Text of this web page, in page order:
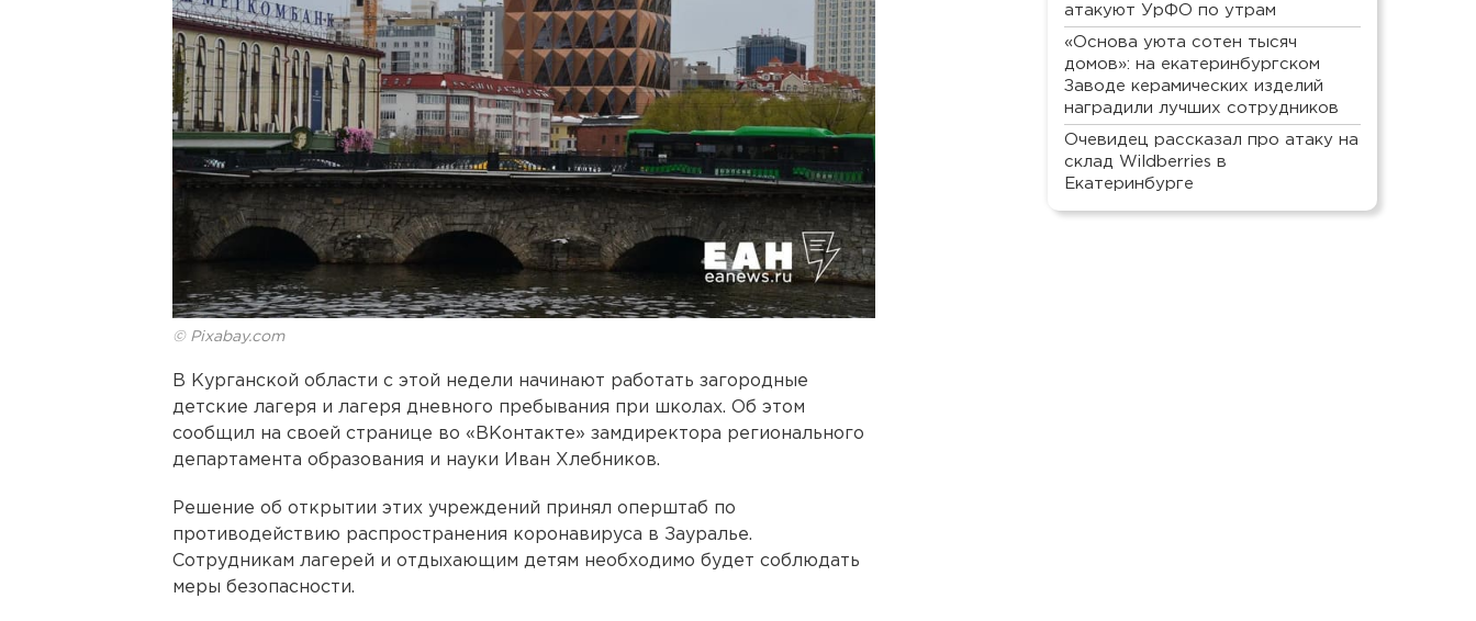
© Pixabay.com
В Курганской области с этой недели начинают работать загородные
детские лагеря и лагеря дневного пребывания при школах. Об этом
сообщил на своей странице во «ВКонтакте» замдиректора регионального
департамента образования и науки Иван Хлебников.
Решение об открытии этих учреждений принял оперштаб по
противодействию распространения коронавируса в Зауралье.
Сотрудникам лагерей и отдыхающим детям необходимо будет соблюдать
меры безопасности.
атакуют УрФО по утрам
«Основа уюта сотен тысяч
домов»: на екатеринбургском
Заводе керамических изделий
наградили лучших сотрудников
Очевидец рассказал про атаку на
склад Wildberries в
Екатеринбурге